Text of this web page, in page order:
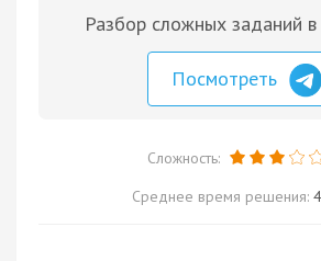
Разбор сложных заданий в
Посмотреть
Сложность:
Среднее время решения: